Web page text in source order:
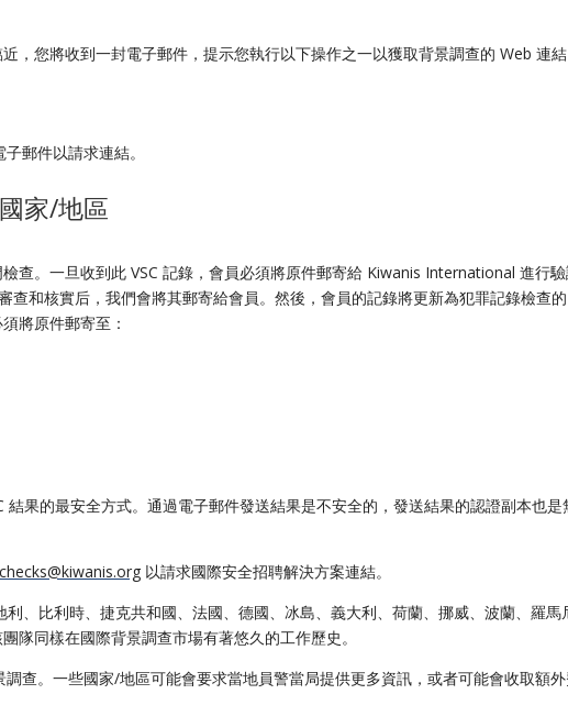
，您將收到一封電子郵件，提示您執行以下操作之一以獲取背景調查的 Web 連結
子郵件以請求連結。
家/地區
查。一旦收到此 VSC 記錄，會員必須將原件郵寄給 Kiwanis International 進行
和核實后，我們會將其郵寄給會員。然後，會員的記錄將更新為犯罪記錄檢查
將原件郵寄至：
果的最安全方式。通過電子郵件發送結果是不安全的，發送結果的認證副本也是
以請求國際安全招聘解決方案連結。
利、比利時、捷克共和國、法國、德國、冰島、義大利、荷蘭、挪威、波蘭、羅
隊同樣在國際背景調查市場有著悠久的工作歷史。
查。一些國家/地區可能會要求當地員警當局提供更多資訊，或者可能會收取額外